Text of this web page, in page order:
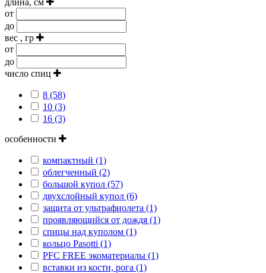
от
до
вес , гр
от
до
число спиц
8 (58)
10 (3)
16 (3)
особенности
компактный (1)
облегченный (2)
большой купол (57)
двухслойный купол (6)
защита от ультрафиолета (1)
проявляющийся от дождя (1)
спицы над куполом (1)
кольцо Pasotti (1)
PFC FREE экоматериалы (1)
вставки из кости, рога (1)